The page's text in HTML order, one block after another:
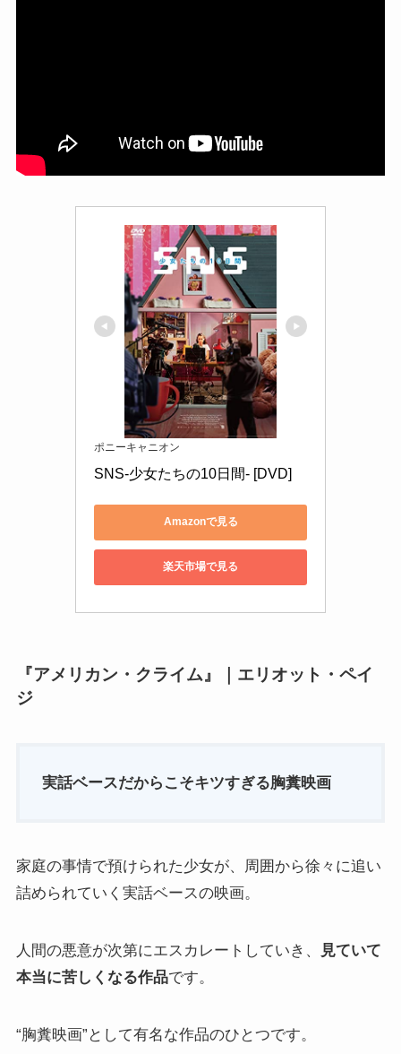
ポニーキャニオン
SNS-少女たちの10日間- [DVD]
Amazonで見る
楽天市場で見る
『アメリカン・クライム』｜エリオット・ペイ
ジ
実話ベースだからこそキツすぎる胸糞映画
家庭の事情で預けられた少女が、周囲から徐々に追い
詰められていく実話ベースの映画。
人間の悪意が次第にエスカレートしていき、
見ていて
本当に苦しくなる作品です。
“胸糞映画”として有名な作品のひとつです。